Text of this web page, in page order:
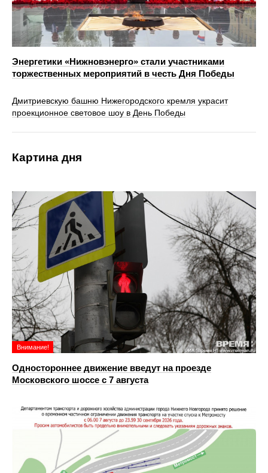
Энергетики «Нижновэнерго» стали участниками
торжественных мероприятий в честь Дня Победы
Дмитриевскую башню Нижегородского кремля украсит
проекционное световое шоу в День Победы
Картина дня
Внимание!
Одностороннее движение введут на проезде
Московского шоссе с 7 августа